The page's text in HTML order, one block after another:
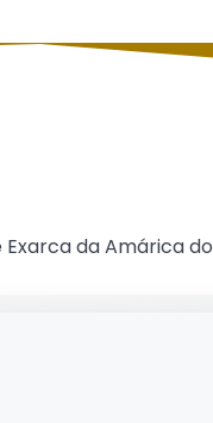
Exarca da Amárica do